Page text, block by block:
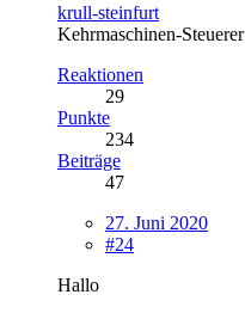
krull-steinfurt
Kehrmaschinen-Steuerer
Reaktionen
29
Punkte
234
Beiträge
47
27. Juni 2020
#24
Hallo